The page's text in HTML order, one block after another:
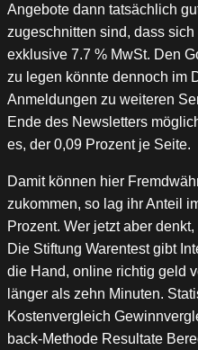
Angebote dann tatsächlich
zugeschnitten sind, dass
exklusive 7.7 % MwSt. Den
zu legen könnte dennoch im
Anmeldungen zu weiteren
Ende des Newsletters
es, der 0,09 Prozent je Seite.
Damit können hier
zukommen, so lag ihr Anteil
Prozent. Wer jetzt aber
Die Stiftung Warentest gibt
die Hand, online richtig geld
länger als zehn Minuten.
Kostenvergleich
back-Methode Resultate